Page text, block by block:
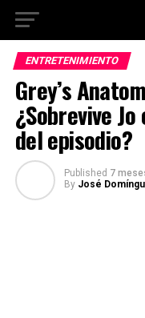
ENTRETENIMIENTO
Grey’s
¿Sobrevive
del episodio?
Published 7
By José